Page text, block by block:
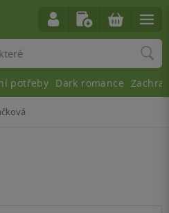
potřeby Dark romance